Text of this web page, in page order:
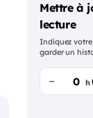
Mettre à
lecture
Indiquez
garder un
h